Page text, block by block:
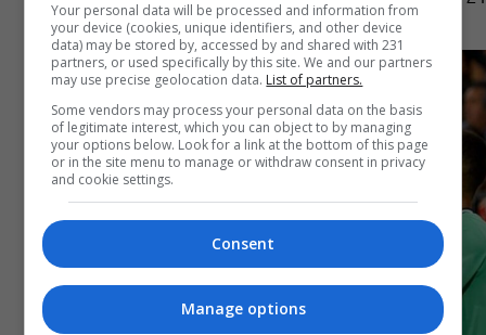
Your personal data will be processed and information from
your device (cookies, unique identifiers, and other device
data) may be stored by, accessed by and shared with 231
partners, or used specifically by this site. We and our partners
may use precise geolocation data. List of partners.
Some vendors may process your personal data on the basis
of legitimate interest, which you can object to by managing
your options below. Look for a link at the bottom of this page
or in the site menu to manage or withdraw consent in privacy
and cookie settings.
Consent
Manage options